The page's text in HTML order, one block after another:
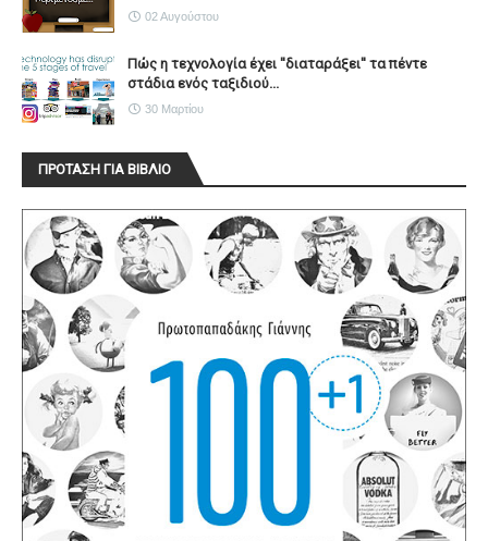
02 Αυγούστου
Πώς η τεχνολογία έχει ''διαταράξει'' τα πέντε
στάδια ενός ταξιδιού...
30 Μαρτίου
ΠΡΟΤΑΣΗ ΓΙΑ ΒΙΒΛΙΟ